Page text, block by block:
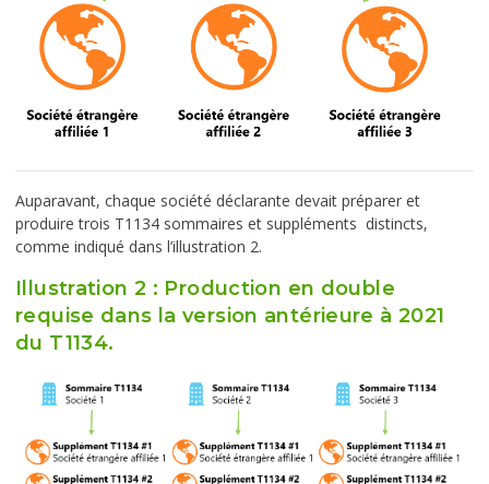
Auparavant, chaque société déclarante devait préparer et
produire trois T1134 sommaires et suppléments distincts,
comme indiqué dans l’illustration 2.
Illustration 2 : Production en double
requise dans la version antérieure à 2021
du T1134.